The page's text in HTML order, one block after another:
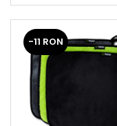
-11 RON